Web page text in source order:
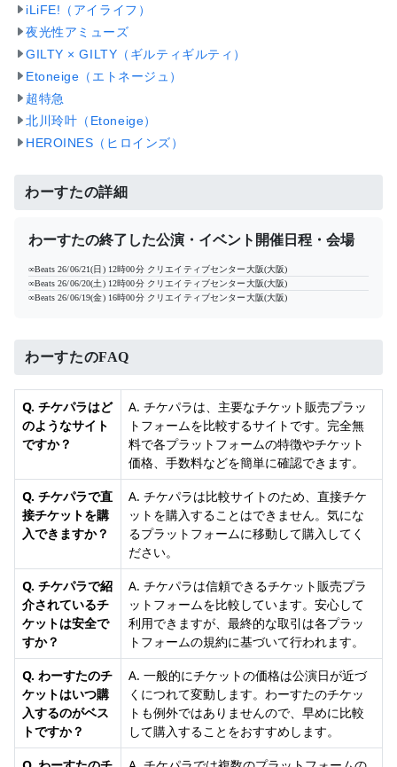
iLiFE!（アイライフ）
夜光性アミューズ
GILTY × GILTY（ギルティギルティ）
Etoneige（エトネージュ）
超特急
北川玲叶（Etoneige）
HEROINES（ヒロインズ）
わーすたの詳細
わーすたの終了した公演・イベント開催日程・会場
∞Beats 26/06/21(日) 12時00分 クリエイティブセンター大阪(大阪)
∞Beats 26/06/20(土) 12時00分 クリエイティブセンター大阪(大阪)
∞Beats 26/06/19(金) 16時00分 クリエイティブセンター大阪(大阪)
わーすたのFAQ
Q. チケパラはど
のようなサイト
ですか？
A. チケパラは、主要なチケット販売プラッ
トフォームを比較するサイトです。完全無
料で各プラットフォームの特徴やチケット
価格、手数料などを簡単に確認できます。
Q. チケパラで直
接チケットを購
入できますか？
A. チケパラは比較サイトのため、直接チケ
ットを購入することはできません。気にな
るプラットフォームに移動して購入してく
ださい。
Q. チケパラで紹
介されているチ
ケットは安全で
すか？
A. チケパラは信頼できるチケット販売プラ
ットフォームを比較しています。安心して
利用できますが、最終的な取引は各プラッ
トフォームの規約に基づいて行われます。
Q. わーすたのチ
ケットはいつ購
入するのがベス
トですか？
A. 一般的にチケットの価格は公演日が近づ
くにつれて変動します。わーすたのチケッ
トも例外ではありませんので、早めに比較
して購入することをおすすめします。